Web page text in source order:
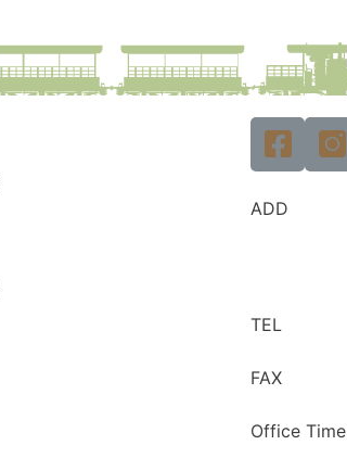
ADD
TEL
FAX
Office Time